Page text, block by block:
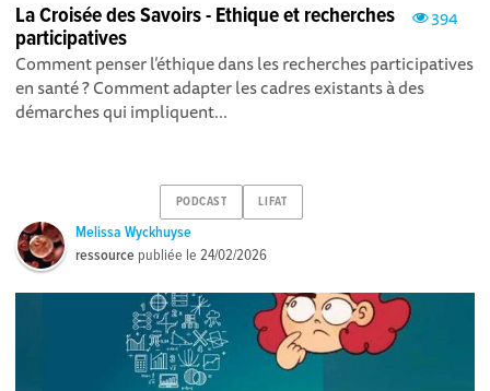
394
La Croisée des Savoirs - Ethique et recherches
participatives
Comment penser l’éthique dans les recherches participatives
en santé ? Comment adapter les cadres existants à des
démarches qui impliquent...
PODCAST LIFAT
Melissa Wyckhuyse
ressource publiée le24/02/2026